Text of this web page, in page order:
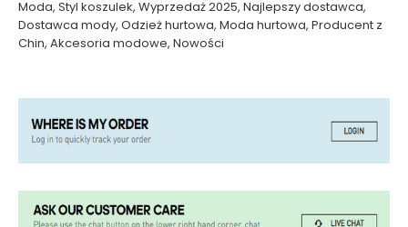
Moda, Styl koszulek, Wyprzedaż 2025, Najlepszy dostawca,
Dostawca mody, Odzież hurtowa, Moda hurtowa, Producent z
Chin, Akcesoria modowe, Nowości